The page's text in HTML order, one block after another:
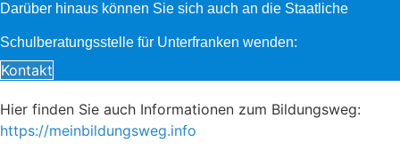
Darüber hinaus können Sie sich auch an die Staatliche
Schulberatungsstelle für Unterfranken wenden:
Kontakt
Hier finden Sie auch Informationen zum Bildungsweg:
https://meinbildungsweg.info